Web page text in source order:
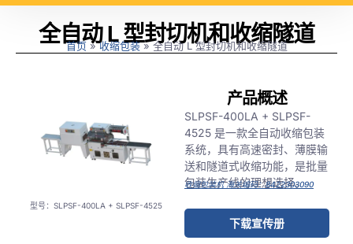
全自动 L 型封切机和收缩隧道
首页»收缩包装»全自动 L 型封切机和收缩隧道
产品概述
SLPSF-400LA + SLPSF-
4525 是一款全自动收缩包装
系统，具有高速密封、薄膜输
送和隧道式收缩功能，是批量
包装生产线的理想选择。
收缩包装机 海关编码：8422303090
下载宣传册
型号：SLPSF-400LA + SLPSF-4525